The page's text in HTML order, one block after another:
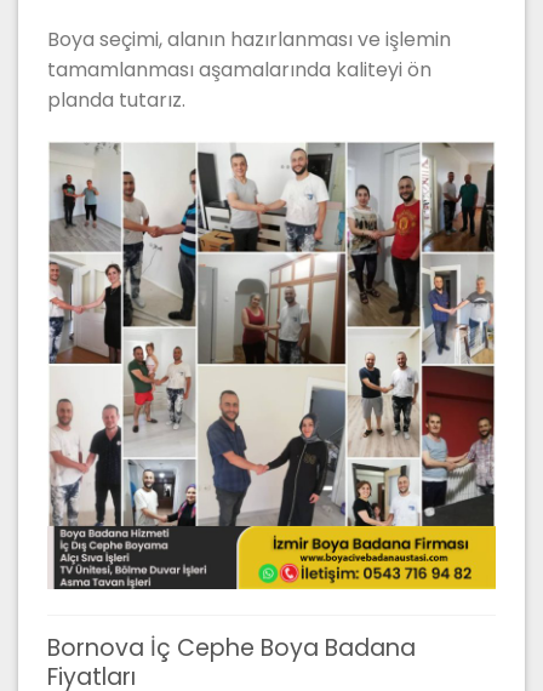
Boya seçimi, alanın hazırlanması ve işlemin
tamamlanması aşamalarında kaliteyi ön
planda tutarız.
Bornova İç Cephe Boya Badana
Fiyatları